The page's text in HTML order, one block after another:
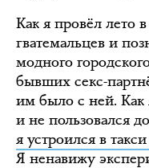
Как я провёл лето
гватемальцев и
модного
бывших секс-
им было с ней.
и не пользовался
я устроился в
Я ненавижу